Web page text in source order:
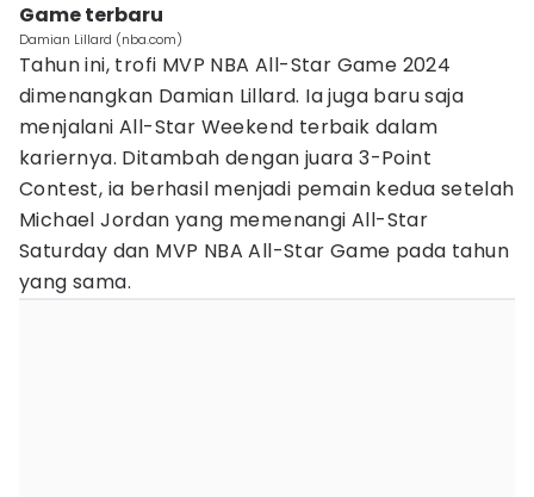
Game terbaru
Damian Lillard (nba.com)
Tahun ini, trofi MVP NBA All-Star Game 2024
dimenangkan Damian Lillard. Ia juga baru saja
menjalani All-Star Weekend terbaik dalam
kariernya. Ditambah dengan juara 3-Point
Contest, ia berhasil menjadi pemain kedua setelah
Michael Jordan yang memenangi All-Star
Saturday dan MVP NBA All-Star Game pada tahun
yang sama.